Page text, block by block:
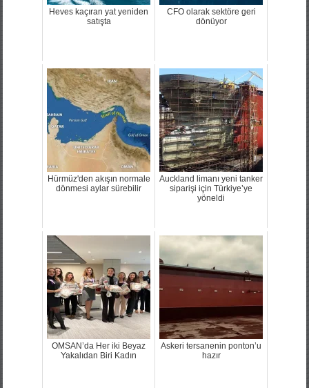
Heves kaçıran yat yeniden
satışta
CFO olarak sektöre geri
dönüyor
Hürmüz'den akışın normale
dönmesi aylar sürebilir
Auckland limanı yeni tanker
siparişi için Türkiye’ye
yöneldi
OMSAN’da Her iki Beyaz
Yakalıdan Biri Kadın
Askeri tersanenin ponton’u
hazır